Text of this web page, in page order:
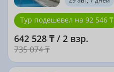
Тур подешевел на 92 546 ₸
642 528 ₸ / 2 взр.
735 074 ₸